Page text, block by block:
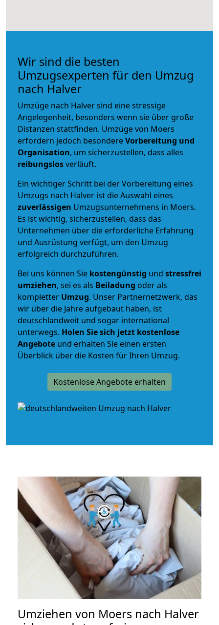
Wir sind die besten
Umzugsexperten für den Umzug
nach Halver
Umzüge nach Halver sind eine stressige
Angelegenheit, besonders wenn sie über große
Distanzen stattfinden. Umzüge von Moers
erfordern jedoch besondereVorbereitung und
Organisation, um sicherzustellen, dass alles
reibungslosverläuft.
Ein wichtiger Schritt bei der Vorbereitung eines
Umzugs nach Halver ist die Auswahl eines
zuverlässigen Umzugsunternehmens in Moers.
Es ist wichtig, sicherzustellen, dass das
Unternehmen über die erforderliche Erfahrung
und Ausrüstung verfügt, um den Umzug
erfolgreich durchzuführen.
Bei uns können Sie kostengünstig und stressfrei
umziehen, sei es als Beiladung oder als
kompletter Umzug. Unser Partnernetzwerk, das
wir über die Jahre aufgebaut haben, ist
deutschlandweit und sogar international
unterwegs. Holen Sie sich jetzt kostenlose
Angebote und erhalten Sie einen ersten
Überblick über die Kosten für Ihren Umzug.
Kostenlose Angebote erhalten
Umziehen von Moers nach Halver